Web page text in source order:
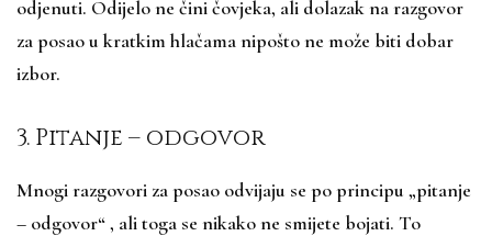
odjenuti. Odijelo ne čini čovjeka, ali dolazak na razgovor
za posao u kratkim hlačama nipošto ne može biti dobar
izbor.
3. Pitanje – odgovor
Mnogi razgovori za posao odvijaju se po principu „pitanje
– odgovor“ , ali toga se nikako ne smijete bojati. To